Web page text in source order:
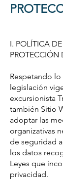
I. POLÍTICA
PROTECCIÓN
Respetando
legislación
excursionista
también Sitio
adoptar las
organizativas
de seguridad
los datos
Leyes que
privacidad.